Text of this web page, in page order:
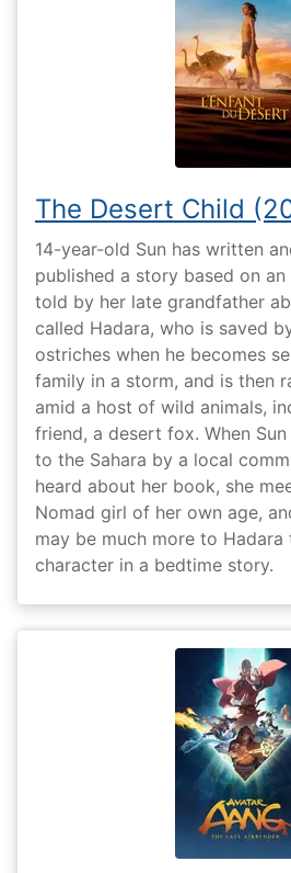
The Desert Child
14-year-old Sun has written
published a story based on
told by her late grandfather
called Hadara, who is saved
ostriches when he becomes
family in a storm, and is then
amid a host of wild animals,
friend, a desert fox. When
to the Sahara by a local
heard about her book, she
Nomad girl of her own age,
may be much more to Hadara
character in a bedtime story.